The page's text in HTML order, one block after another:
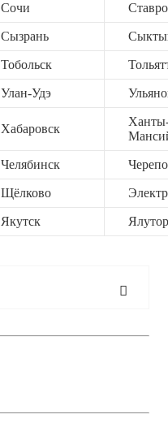
Сочи
Сызрань
Тобольск
Улан-Удэ
Хабаровск
Челябинск
Щёлково
Якутск